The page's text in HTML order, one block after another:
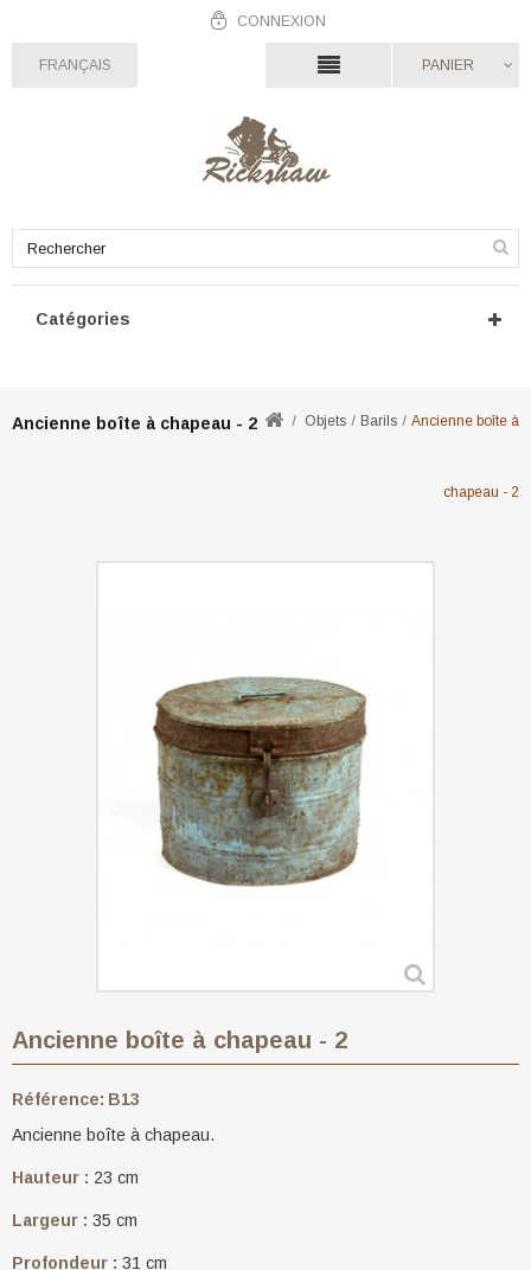
CONNEXION
FRANÇAIS PANIER
Catégories
Ancienne boîte à chapeau - 2 Objets Barils Ancienne boîte à
chapeau - 2
Ancienne boîte à chapeau - 2
Référence: B13
Ancienne boîte à chapeau.
Hauteur : 23 cm
Largeur : 35 cm
Profondeur : 31 cm